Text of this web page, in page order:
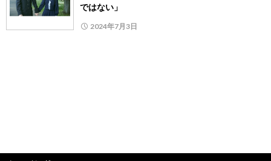
ではない」
2024年7月3日